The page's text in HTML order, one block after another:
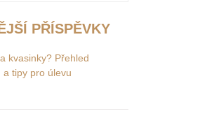
PŘÍSPĚVKY
kvasinky? Přehled
a tipy pro úlevu